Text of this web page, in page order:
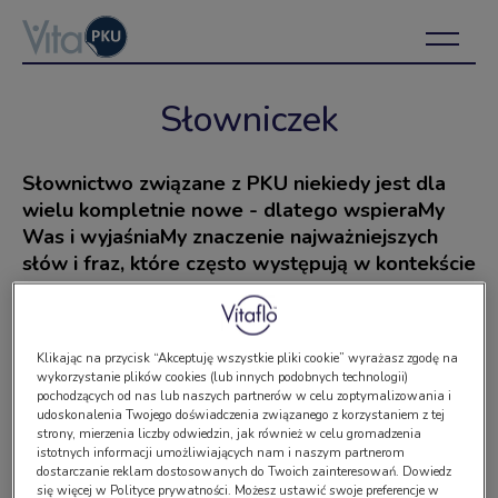
Słowniczek
Słownictwo związane z PKU niekiedy jest dla
wielu kompletnie nowe - dlatego wspieraMy
Was i wyjaśniaMy znaczenie najważniejszych
słów i fraz, które często występują w kontekście
fenyloketonurii.
A
AMINOKWASY
Aminokwasy wchodzą w skład białek, które stanowią
AMINOKWASY EGZOGENNE
Klikając na przycisk “Akceptuję wszystkie pliki cookie” wyrażasz zgodę na
wykorzystanie plików cookies (lub innych podobnych technologii)
pochodzących od nas lub naszych partnerów w celu zoptymalizowania i
udoskonalenia Twojego doświadczenia związanego z korzystaniem z tej
strony, mierzenia liczby odwiedzin, jak również w celu gromadzenia
istotnych informacji umożliwiających nam i naszym partnerom
dostarczanie reklam dostosowanych do Twoich zainteresowań. Dowiedz
się więcej w Polityce prywatności. Możesz ustawić swoje preferencje w